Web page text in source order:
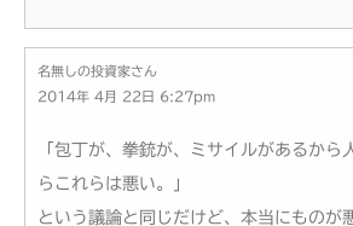
名無しの投資家さん
2014年 4月 22日 6:27pm
「包丁が、拳銃が、ミサイルがあるから
らこれらは悪い。」
という議論と同じだけど、本当にものが